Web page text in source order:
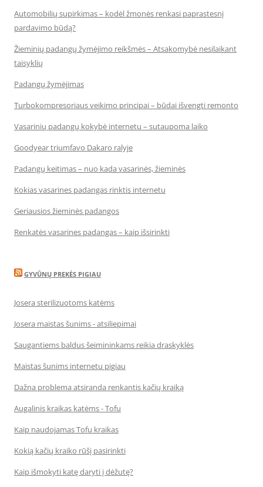
Automobilių supirkimas – kodėl žmonės renkasi paprastesnį
pardavimo būdą?
Žieminių padangų žymėjimo reikšmės – Atsakomybė nesilaikant
taisyklių
Padangų žymėjimas
Turbokompresoriaus veikimo principai – būdai išvengti remonto
Vasarinių padangų kokybė internetu – sutaupoma laiko
Goodyear triumfavo Dakaro ralyje
Padangų keitimas – nuo kada vasarinės, žieminės
Kokias vasarines padangas rinktis internetu
Geriausios žieminės padangos
Renkatės vasarines padangas – kaip išsirinkti
GYVŪNŲ PREKĖS PIGIAU
Josera sterilizuotoms katėms
Josera maistas šunims - atsiliepimai
Saugantiems baldus šeimininkams reikia draskyklės
Maistas šunims internetu pigiau
Dažna problema atsiranda renkantis kačių kraiką
Augalinis kraikas katėms - Tofu
Kaip naudojamas Tofu kraikas
Kokią kačių kraiko rūšį pasirinkti
Kaip išmokyti katę daryti į dėžutę?